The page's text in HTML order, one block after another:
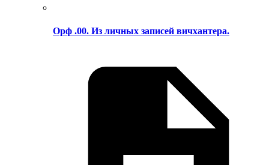
Орф .00. Из личных записей вичхантера.